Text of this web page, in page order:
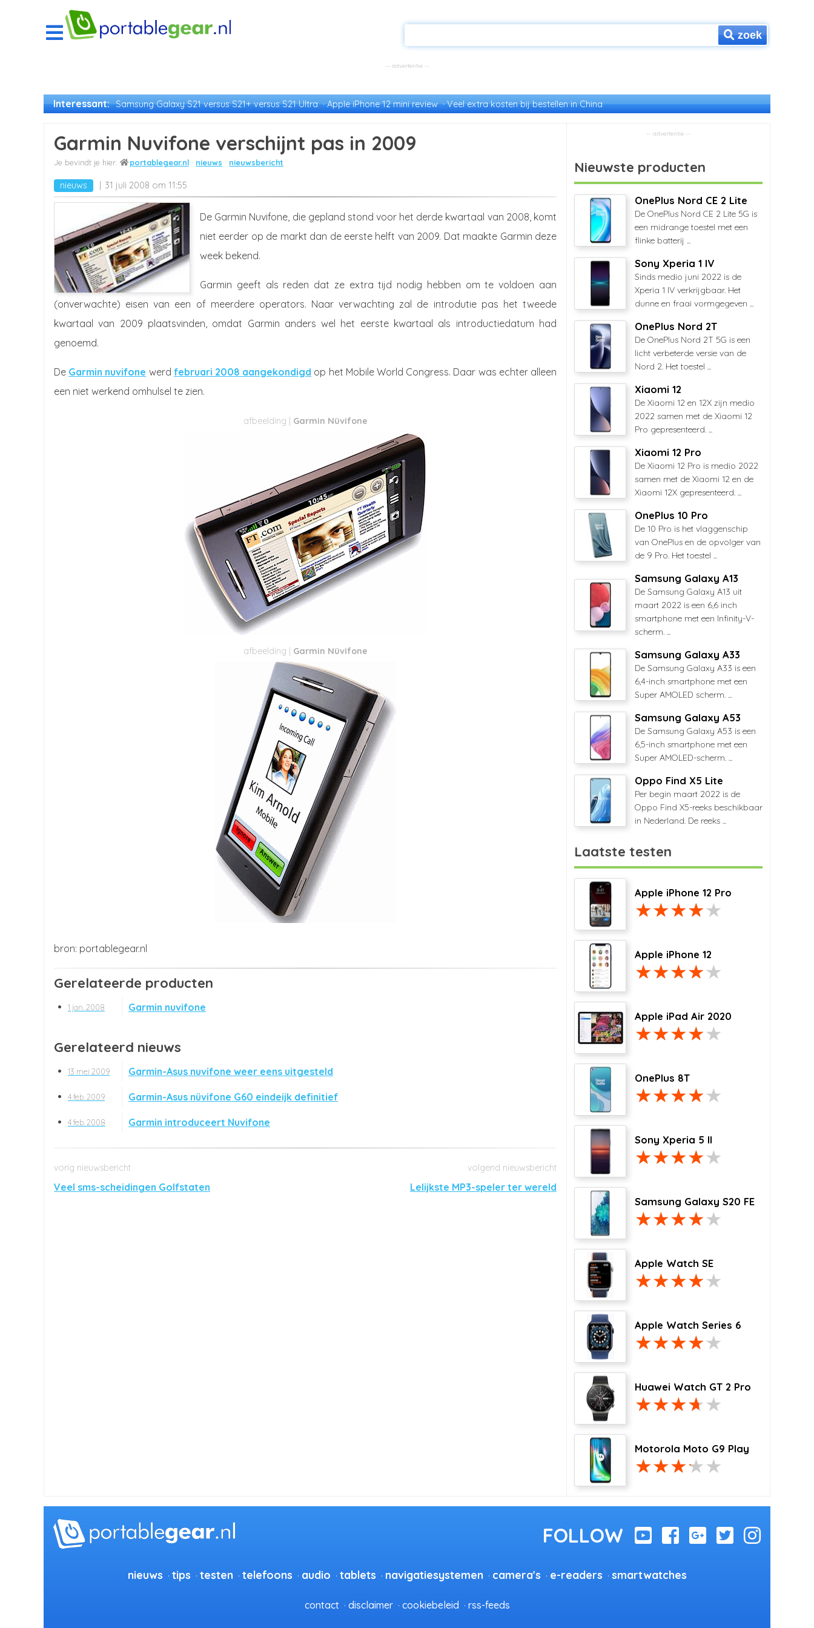
zoek
Interessant: Samsung Galaxy S21 versus S21+ versus S21 Ultra Apple iPhone 12 mini review Veel extra kosten bij bestellen in China
Garmin Nuvifone verschijnt pas in 2009
portablegear.nl nieuws nieuwsbericht
nieuws 31 juli 2008 om 11:55
De Garmin Nuvifone, die gepland stond voor het derde kwartaal van 2008, komt
niet eerder op de markt dan de eerste helft van 2009. Dat maakte Garmin deze
week bekend.
Garmin geeft als reden dat ze extra tijd nodig hebben om te voldoen aan
(onverwachte) eisen van een of meerdere operators. Naar verwachting zal de introdutie pas het tweede
kwartaal van 2009 plaatsvinden, omdat Garmin anders wel het eerste kwartaal als introductiedatum had
genoemd.
De Garmin nuvifone werd februari 2008 aangekondigd op het Mobile World Congress. Daar was echter alleen
een niet werkend omhulsel te zien.
Garmin Nüvifone
Garmin Nüvifone
portablegear.nl
Gerelateerde producten
1 jan. 2008 Garmin nuvifone
Gerelateerd nieuws
13 mei 2009 Garmin-Asus nuvifone weer eens uitgesteld
4 feb. 2009 Garmin-Asus nüvifone G60 eindeijk definitief
4 feb. 2008 Garmin introduceert Nuvifone
Veel sms-scheidingen Golfstaten Lelijkste MP3-speler ter wereld
Nieuwste producten
OnePlus Nord CE 2 Lite
De OnePlus Nord CE 2 Lite 5G is
een midrange toestel met een
flinke batterij ...
Sony Xperia 1 IV
Sinds medio juni 2022 is de
Xperia 1 IV verkrijgbaar. Het
dunne en fraai vormgegeven ...
OnePlus Nord 2T
De OnePlus Nord 2T 5G is een
licht verbeterde versie van de
Nord 2. Het toestel ...
Xiaomi 12
De Xiaomi 12 en 12X zijn medio
2022 samen met de Xiaomi 12
Pro gepresenteerd. ...
Xiaomi 12 Pro
De Xiaomi 12 Pro is medio 2022
samen met de Xiaomi 12 en de
Xiaomi 12X gepresenteerd. ...
OnePlus 10 Pro
De 10 Pro is het vlaggenschip
van OnePlus en de opvolger van
de 9 Pro. Het toestel ...
Samsung Galaxy A13
De Samsung Galaxy A13 uit
maart 2022 is een 6,6 inch
smartphone met een Infinity-V-
scherm. ...
Samsung Galaxy A33
De Samsung Galaxy A33 is een
6,4-inch smartphone met een
Super AMOLED scherm. ...
Samsung Galaxy A53
De Samsung Galaxy A53 is een
6,5-inch smartphone met een
Super AMOLED-scherm. ...
Oppo Find X5 Lite
Per begin maart 2022 is de
Oppo Find X5-reeks beschikbaar
in Nederland. De reeks ...
Laatste testen
Apple iPhone 12 Pro
Apple iPhone 12
Apple iPad Air 2020
OnePlus 8T
Sony Xperia 5 II
Samsung Galaxy S20 FE
Apple Watch SE
Apple Watch Series 6
Huawei Watch GT 2 Pro
Motorola Moto G9 Play
nieuws tips testen telefoons audio tablets navigatiesystemen camera's e-readers smartwatches
contact disclaimer cookiebeleid rss-feeds